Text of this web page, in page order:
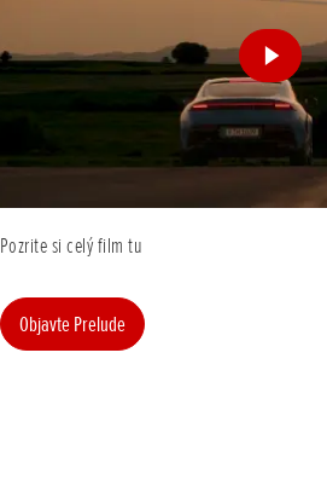
Pozrite si celý film tu
Objavte Prelude